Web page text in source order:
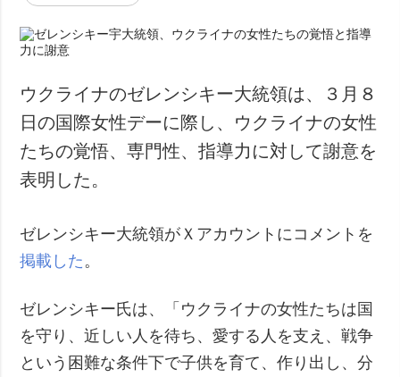
ウクライナのゼレンシキー大統領は、３月８
日の国際女性デーに際し、ウクライナの女性
たちの覚悟、専門性、指導力に対して謝意を
表明した。
ゼレンシキー大統領がＸアカウントにコメントを
掲載した。
ゼレンシキー氏は、「ウクライナの女性たちは国
を守り、近しい人を待ち、愛する人を支え、戦争
という困難な条件下で子供を育て、作り出し、分